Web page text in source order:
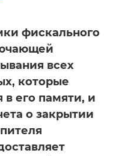
фискального
всех
которые
его памяти, и
о закрытии